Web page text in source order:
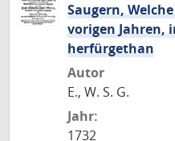
Saugern,
vorigen Jahren,
herfürgethan
Autor
E., W. S. G.
Jahr:
1732